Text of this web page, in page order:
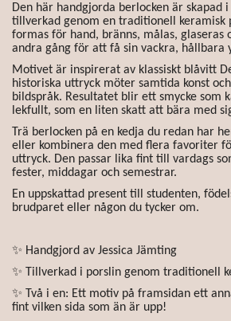
Den här handgjorda berlocken är skapad
tillverkad genom en traditionell keramisk
formas för hand, bränns, målas, glaseras
andra gång för att få sin vackra, hållbara
Motivet är inspirerat av klassiskt blåvitt
historiska uttryck möter samtida konst
bildspråk. Resultatet blir ett smycke som
lekfullt, som en liten skatt att bära med
Trä berlocken på en kedja du redan har
eller kombinera den med flera favoriter
uttryck. Den passar lika fint till vardags
fester, middagar och semestrar.
En uppskattad present till studenten,
brudparet eller någon du tycker om.
✨ Handgjord av Jessica Jämting
✨ Tillverkad i porslin genom traditionell
✨ Två i en: Ett motiv på framsidan ett
fint vilken sida som än är upp!